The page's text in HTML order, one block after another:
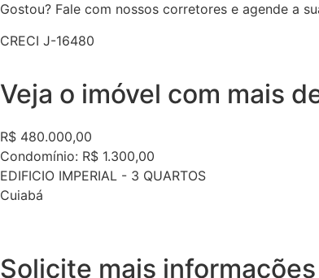
Gostou? Fale com nossos corretores e agende a
CRECI J-16480
Veja o imóvel com mais
R$ 480.000,00
Condomínio: R$ 1.300,00
EDIFICIO IMPERIAL - 3 QUARTOS
Cuiabá
Solicite mais informações